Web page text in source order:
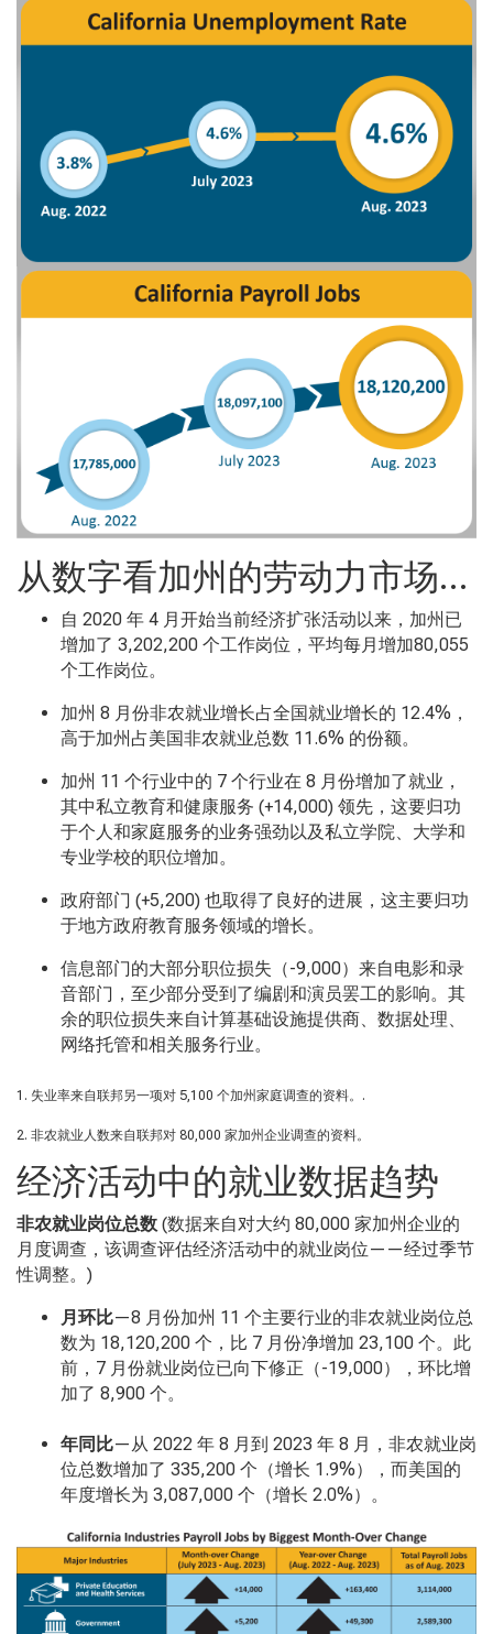
从数字看加州的劳动力市场…
自 2020 年 4 月开始当前经济扩张活动以来，加州已
增加了 3,202,200 个工作岗位，平均每月增加80,055
个工作岗位。
加州 8 月份非农就业增长占全国就业增长的 12.4%，
高于加州占美国非农就业总数 11.6% 的份额。
加州 11 个行业中的 7 个行业在 8 月份增加了就业，
其中私立教育和健康服务 (+14,000) 领先，这要归功
于个人和家庭服务的业务强劲以及私立学院、大学和
专业学校的职位增加。
政府部门 (+5,200) 也取得了良好的进展，这主要归功
于地方政府教育服务领域的增长。
信息部门的大部分职位损失（-9,000）来自电影和录
音部门，至少部分受到了编剧和演员罢工的影响。其
余的职位损失来自计算基础设施提供商、数据处理、
网络托管和相关服务行业。
1. 失业率来自联邦另一项对 5,100 个加州家庭调查的资料。.
2. 非农就业人数来自联邦对 80,000 家加州企业调查的资料。
经济活动中的就业数据趋势
非农就业岗位总数 (数据来自对大约 80,000 家加州企业的
月度调查， 该调查评估经济活动中的就业岗位——经过季节
性调整。 )
月环比—8 月份加州 11 个主要行业的非农就业岗位总
数为 18,120,200 个，比 7 月份净增加 23,100 个。此
前， 7 月份就业岗位已向下修正（-19,000），环比增
加了 8,900 个。
年同比—从 2022 年 8 月到 2023 年 8 月，非农就业岗
位总数增加了 335,200 个（增长 1.9%），而美国的
年度增长为 3,087,000 个（增长 2.0%）。